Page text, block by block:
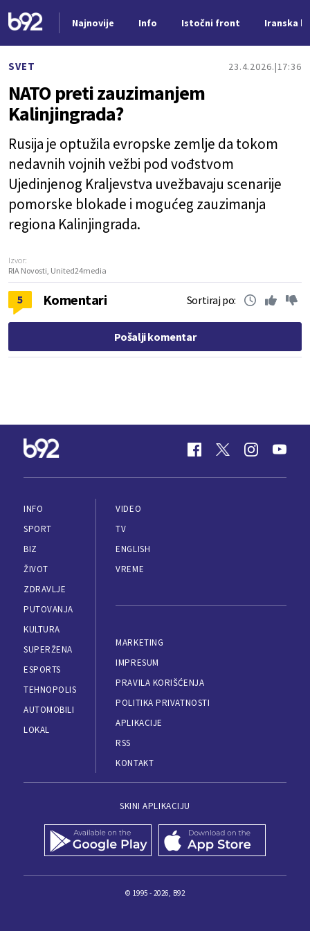
Najnovije Info Istočni front Iranska
SVET 23.4.2026. 17:36
NATO preti zauzimanjem
Kalinjingrada?
Rusija je optužila evropske zemlje da tokom
nedavnih vojnih vežbi pod vođstvom
Ujedinjenog Kraljevstva uvežbavaju scenarije
pomorske blokade i mogućeg zauzimanja
regiona Kalinjingrada.
Izvor:
RIA Novosti, United24media
5 Komentari Sortiraj po:
Pošalji komentar
INFO
SPORT
BIZ
ŽIVOT
ZDRAVLJE
PUTOVANJA
KULTURA
SUPERŽENA
ESPORTS
TEHNOPOLIS
AUTOMOBILI
LOKAL
VIDEO
TV
ENGLISH
VREME
MARKETING
IMPRESUM
PRAVILA KORIŠĆENJA
POLITIKA PRIVATNOSTI
APLIKACIJE
RSS
KONTAKT
SKINI APLIKACIJU
© 1995 - 2026, B92